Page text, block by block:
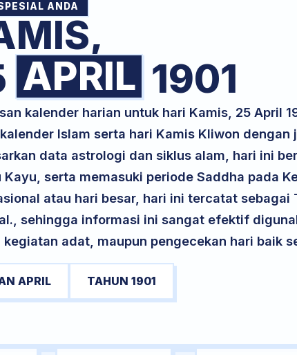
ANDA
APRIL 1901
kalender harian untuk hari Kamis, 25 April
Islam serta hari Kamis Kliwon
data astrologi dan siklus alam, hari ini
Kayu, serta memasuki periode Saddha pada
atau hari besar, hari ini tercatat
sehingga informasi ini sangat efektif
kegiatan adat, maupun pengecekan hari baik
APRIL TAHUN 1901